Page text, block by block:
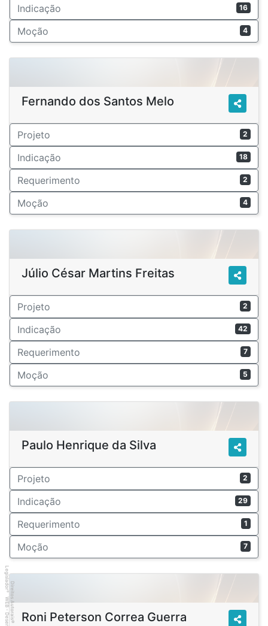
Indicação 16
Moção 4
Fernando dos Santos Melo
Projeto 2
Indicação 18
Requerimento 2
Moção 4
Júlio César Martins Freitas
Projeto 2
Indicação 42
Requerimento 7
Moção 5
Paulo Henrique da Silva
Projeto 2
Indicação 29
Requerimento 1
Moção 7
Roni Peterson Correa Guerra
Direitos Autorais
©
Legislador
®